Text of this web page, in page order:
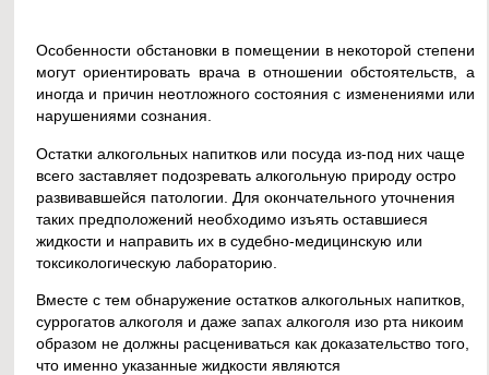
Особенности обстановки в помещении в некоторой степени
могут ориентировать врача в отношении обстоятельств, а
иногда и причин неотложного состояния с изменениями или
нарушениями сознания.
Остатки алкогольных напитков или посуда из-под них чаще
всего заставляет подозревать алкогольную природу остро
развивавшейся патологии. Для окончательного уточнения
таких предположений необходимо изъять оставшиеся
жидкости и направить их в судебно-медицинскую или
токсикологическую лабораторию.
Вместе с тем обнаружение остатков алкогольных напитков,
суррогатов алкоголя и даже запах алкоголя изо рта никоим
образом не должны расцениваться как доказательство того,
что именно указанные жидкости являются